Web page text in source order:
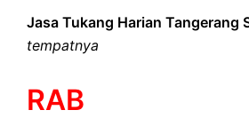
Jasa Tukang Harian Tangerang
tempatnya
RAB